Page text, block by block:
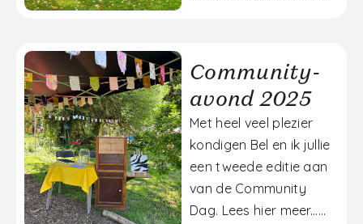
Community-
avond 2025
Met heel veel plezier
kondigen Bel en ik jullie
een tweede editie aan
van de Community
Dag. Lees hier meer......